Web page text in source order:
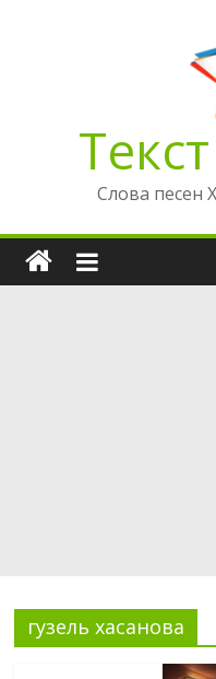
Слова песен
гузель хасанова